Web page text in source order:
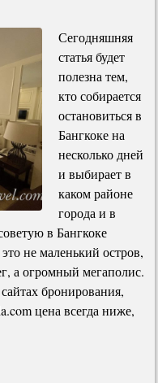
Сегодняшняя
статья будет
полезна тем,
кто собирается
остановиться в
Бангкоке на
несколько дней
и выбирает в
каком районе
города и в
в Бангкоке
не маленький остров,
а огромный мегаполис.
бронирования,
цена всегда ниже,